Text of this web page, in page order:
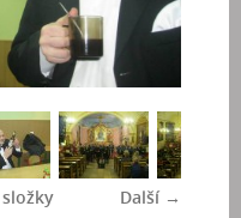
Další →